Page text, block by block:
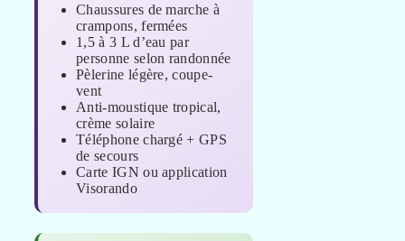
Chaussures de marche à
crampons, fermées
1,5 à 3 L d’eau par
personne selon randonnée
Pèlerine légère, coupe-
vent
Anti-moustique tropical,
crème solaire
Téléphone chargé + GPS
de secours
Carte IGN ou application
Visorando